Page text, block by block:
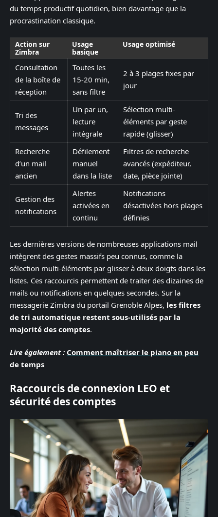
du temps productif quotidien, bien davantage que la
procrastination classique.
Action sur
Zimbra
Usage
basique
Usage optimisé
Consultation
de la boîte de
réception
Toutes les
15-20 min,
sans filtre
2 à 3 plages fixes par
jour
Tri des
messages
Un par un,
lecture
intégrale
Sélection multi-
éléments par geste
rapide (glisser)
Recherche
d’un mail
ancien
Défilement
manuel
dans la liste
Filtres de recherche
avancés (expéditeur,
date, pièce jointe)
Gestion des
notifications
Alertes
activées en
continu
Notifications
désactivées hors plages
définies
Les dernières versions de nombreuses applications mail
intègrent des gestes massifs peu connus, comme la
sélection multi-éléments par glisser à deux doigts dans les
listes. Ces raccourcis permettent de traiter des dizaines de
mails ou notifications en quelques secondes. Sur la
messagerie Zimbra du portail Grenoble Alpes, les filtres
de tri automatique restent sous-utilisés par la
majorité des comptes.
Lire également : Comment maîtriser le piano en peu
de temps
Raccourcis de connexion LEO et
sécurité des comptes